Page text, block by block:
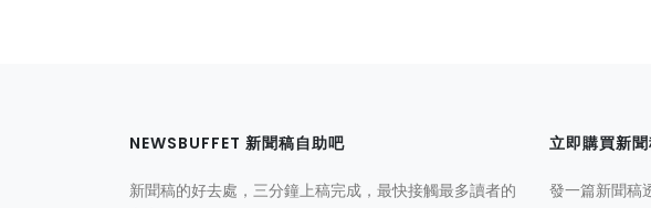
NEWSBUFFET 新聞稿自助吧
新聞稿的好去處，三分鐘上稿完成，最快接觸最多讀者的
立即購買新
發一篇新聞稿